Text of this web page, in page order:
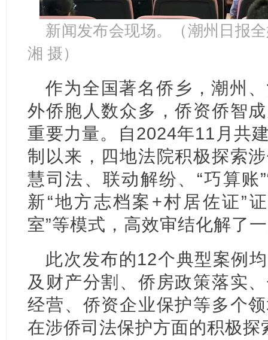
新闻发布会现场。（潮州日报
湘 摄）
作为全国著名侨乡，潮州
外侨胞人数众多，侨资侨智
重要力量。自2024年11月共
制以来，四地法院积极探索
慧司法、联动解纷、“巧算账
新“地方志档案+村居佐证”
室”等模式，高效审结化解了
此次发布的12个典型案例
及财产分割、侨房政策落实
经营、侨资企业保护等多个
在涉侨司法保护方面的积极探